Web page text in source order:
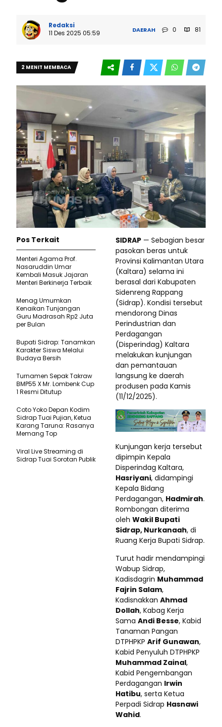
Redaksi
11 Des 2025 05:59
DAERAH 0 81
2 MENIT MEMBACA
SIDRAP — Sebagian besar
pasokan beras untuk
Provinsi Kalimantan Utara
(Kaltara) selama ini
berasal dari Kabupaten
Sidenreng Rappang
(Sidrap). Kondisi tersebut
mendorong Dinas
Perindustrian dan
Perdagangan
(Disperindag) Kaltara
melakukan kunjungan
dan pemantauan
langsung ke daerah
produsen pada Kamis
(11/12/2025).
Kunjungan kerja tersebut
dipimpin Kepala
Disperindag Kaltara,
Hasriyani, didampingi
Kepala Bidang
Perdagangan, Hadmirah.
Rombongan diterima
oleh Wakil Bupati
Sidrap, Nurkanaah, di
Ruang Kerja Bupati Sidrap.
Turut hadir mendampingi
Wabup Sidrap,
Kadisdagrin Muhammad
Fajrin Salam,
Kadisnakkan Ahmad
Dollah, Kabag Kerja
Sama Andi Besse, Kabid
Tanaman Pangan
DTPHPKP Arif Gunawan,
Kabid Penyuluh DTPHPKP
Muhammad Zainal,
Kabid Pengembangan
Perdagangan Irwin
Hatibu, serta Ketua
Perpadi Sidrap Hasnawi
Wahid.
Pos Terkait
Menteri Agama Prof.
Nasaruddin Umar
Kembali Masuk Jajaran
Menteri Berkinerja Terbaik
Menag Umumkan
Kenaikan Tunjangan
Guru Madrasah Rp2 Juta
per Bulan
Bupati Sidrap: Tanamkan
Karakter Siswa Melalui
Budaya Bersih
Turnamen Sepak Takraw
BMP55 X Mr. Lombenk Cup
1 Resmi Ditutup
Coto Yoko Depan Kodim
Sidrap Tuai Pujian, Ketua
Karang Taruna: Rasanya
Memang Top
Viral Live Streaming di
Sidrap Tuai Sorotan Publik